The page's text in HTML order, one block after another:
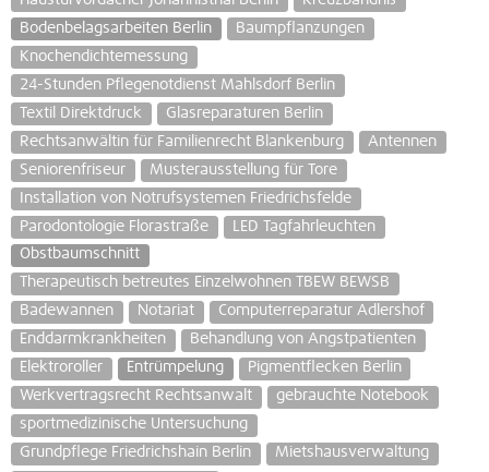
Bodenbelagsarbeiten Berlin
Baumpflanzungen
Knochendichtemessung
24-Stunden Pflegenotdienst Mahlsdorf Berlin
Textil Direktdruck
Glasreparaturen Berlin
Rechtsanwältin für Familienrecht Blankenburg
Antennen
Seniorenfriseur
Musterausstellung für Tore
Installation von Notrufsystemen Friedrichsfelde
Parodontologie Florastraße
LED Tagfahrleuchten
Obstbaumschnitt
Therapeutisch betreutes Einzelwohnen TBEW BEWSB
Badewannen
Notariat
Computerreparatur Adlershof
Enddarmkrankheiten
Behandlung von Angstpatienten
Elektroroller
Entrümpelung
Pigmentflecken Berlin
Werkvertragsrecht Rechtsanwalt
gebrauchte Notebook
sportmedizinische Untersuchung
Grundpflege Friedrichshain Berlin
Mietshausverwaltung